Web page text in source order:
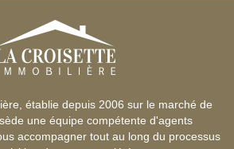
établie depuis 2006 sur le marché de
une équipe compétente d'agents
accompagner tout au long du processus